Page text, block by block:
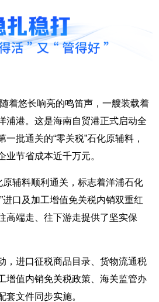
着悠长响亮的鸣笛声，一艘装载着
浦港。这是海南自贸港正式启动全
批通关的“零关税”石化原辅料，
业节省成本近千万元。
原辅料顺利通关，标志着洋浦石化
进口及加工增值免关税内销双重红
高端走、往下游走提供了坚实保
，进口征税商品目录、货物流通税
增值内销免关税政策、海关监管办
套文件同步实施。